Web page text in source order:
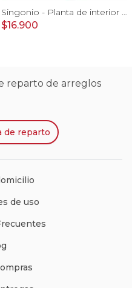
Singonio - Planta de interior en macetero
$16.900
reparto de arreglos
de reparto
de uso